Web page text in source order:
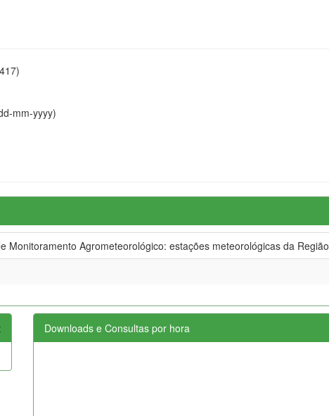
mm-yyyy)
Monitoramento Agrometeorológico: estações meteorológicas da
Downloads e Consultas por hora